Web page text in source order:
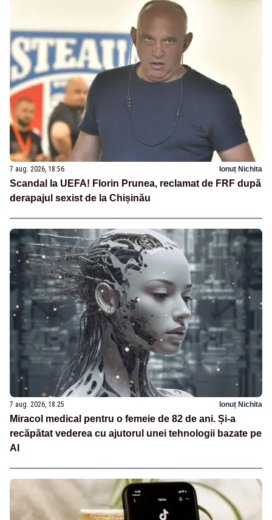
7 aug. 2026, 18:56 Ionuț Nichita
Scandal la UEFA! Florin Prunea, reclamat de FRF după
derapajul sexist de la Chișinău
7 aug. 2026, 18:25 Ionuț Nichita
Miracol medical pentru o femeie de 82 de ani. Și-a
recăpătat vederea cu ajutorul unei tehnologii bazate pe
AI